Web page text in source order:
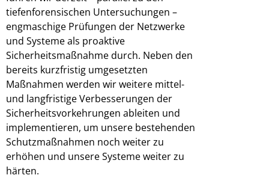
tiefenforensischen Untersuchungen –
engmaschige Prüfungen der Netzwerke
und Systeme als proaktive
Sicherheitsmaßnahme durch. Neben den
bereits kurzfristig umgesetzten
Maßnahmen werden wir weitere mittel-
und langfristige Verbesserungen der
Sicherheitsvorkehrungen ableiten und
implementieren, um unsere bestehenden
Schutzmaßnahmen noch weiter zu
erhöhen und unsere Systeme weiter zu
härten.